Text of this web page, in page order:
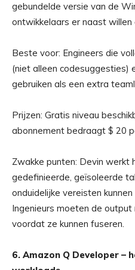
gebundelde versie van de
ontwikkelaars er naast willen
Beste voor: Engineers die
(niet alleen codesuggesties)
gebruiken als een extra
Prijzen: Gratis niveau
abonnement bedraagt ​​$ 20
Zwakke punten: Devin werkt
gedefinieerde, geïsoleerde
onduidelijke vereisten
Ingenieurs moeten de
voordat ze kunnen fuseren.
6. Amazon Q Developer –